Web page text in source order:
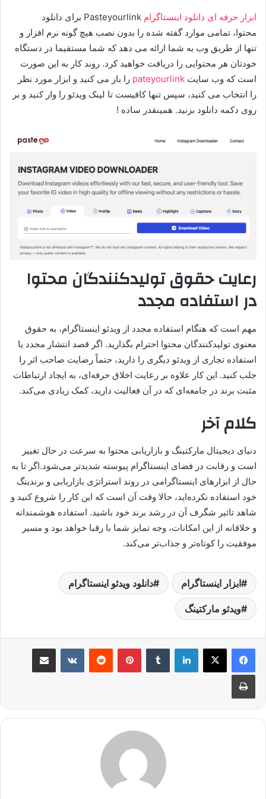
ابزار حرفه ای دانلود اینستاگرام
Pasteyourlink برای دانلود
محتوا، تمامی موارد گفته شده را بدون نصب هیچ گونه نرم افزار و
تنها از طریق وب به شما ارائه می دهد که شما مستقیما در دستگاه
خودتان هر محتوایی را دریافت خواهید کرد. روند کار به این صورت
است که وب سایت pateyourlink را باز می کنید و ابزار مورد نظر
را انتخاب می کنید، سپس تنها کافیست تا لینک ویدئو را وار کنید و بر
روی دکمه دانلود بزنید. همینقدر ساده !
رعایت حقوق تولیدکنندگان محتوا
در استفاده مجدد
مهم است که هنگام استفاده مجدد از ویدئو اینستاگرام، به حقوق
معنوی تولیدکنندگان محتوا احترام بگذارید. اگر قصد انتشار مجدد یا
استفاده تجاری از ویدئو دیگری را دارید، حتماً رضایت صاحب اثر را
جلب کنید. این کار علاوه بر رعایت اخلاق حرفه‌ای، به ایجاد ارتباطات
مثبت برند در جامعه‌ای که در آن فعالیت دارید، کمک زیادی می‌کند.
کلام آخر
دنیای دیجیتال مارکتینگ و بازاریابی محتوا به سرعت در حال تغییر
است و رقابت در فضای اینستاگرام پیوسته شدیدتر می‌شود.اگر تا به
حال از ابزارهای اینستاگرامی در روند استراتژی بازاریابی و برندینگ
خود استفاده نکرده‌اید، حالا وقت آن است که این کار را شروع کنید و
شاهد تاثیر شگرف آن در رشد برند خود باشید. استفاده هوشمندانه
و خلاقانه از این امکانات، وجه تمایز شما با رقبا خواهد بود و مسیر
موفقیت را کوتاه‌تر و جذاب‌تر می‌کند.
ابزار اینستاگرام دانلود ویدئو اینستاگرام
ویدئو مارکتینگ
لینکدین ‫تامبلر پینترست‫رددیت ‫VKontakteاشتراک گذاری از طریق ایمیل
چاپ